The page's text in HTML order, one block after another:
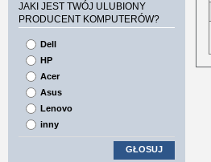
JAKI JEST TWÓJ ULUBIONY
PRODUCENT KOMPUTERÓW?
Dell
HP
Acer
Asus
Lenovo
inny
GŁOSUJ